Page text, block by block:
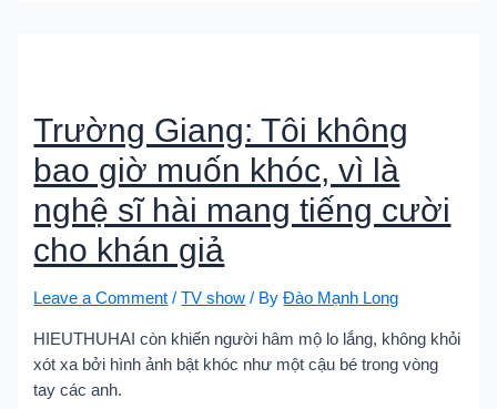
Trường Giang: Tôi không
bao giờ muốn khóc, vì là
nghệ sĩ hài mang tiếng cười
cho khán giả
Leave a Comment /TV show / ByĐào Mạnh Long
HIEUTHUHAI còn khiến người hâm mộ lo lắng, không khỏi
xót xa bởi hình ảnh bật khóc như một cậu bé trong vòng
tay các anh.